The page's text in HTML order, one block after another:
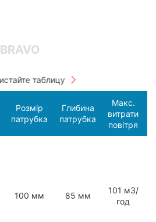
BRAVO
Розмір
патрубка
Глибина
патрубка
Макс.
витрати
повітря
100 мм 85 мм
101 мЗ/
год